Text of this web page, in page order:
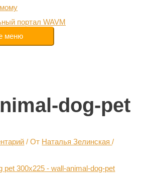
меню
dog-pet
/ От Наталья Зелинская/